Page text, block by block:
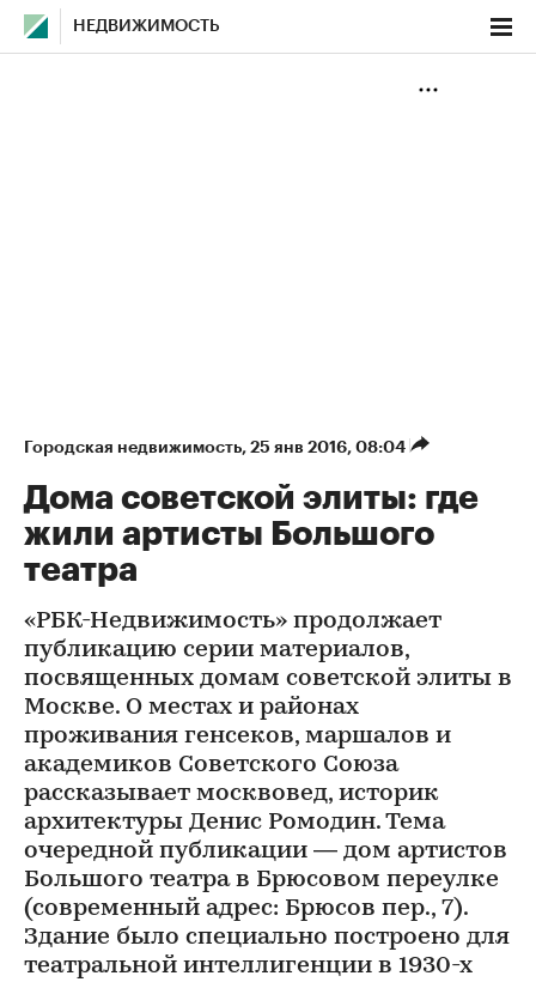
НЕДВИЖИМОСТЬ
Городская недвижимость⁠, 25 янв 2016, 08:04
Дома советской элиты: где
жили артисты Большого
театра
«РБК-Недвижимость» продолжает
публикацию серии материалов,
посвященных домам советской элиты в
Москве. О местах и районах
проживания генсеков, маршалов и
академиков Советского Союза
рассказывает москвовед, историк
архитектуры Денис Ромодин. Тема
очередной публикации — дом артистов
Большого театра в Брюсовом переулке
(современный адрес: Брюсов пер., 7).
Здание было специально построено для
театральной интеллигенции в 1930-х